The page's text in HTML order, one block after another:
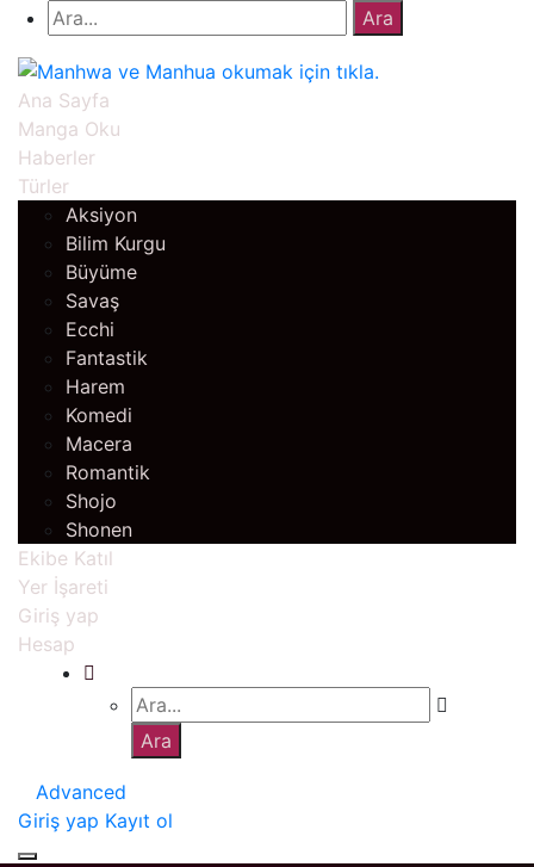
Ana Sayfa
Manga Oku
Haberler
Türler
Aksiyon
Bilim Kurgu
Büyüme
Savaş
Ecchi
Fantastik
Harem
Komedi
Macera
Romantik
Shojo
Shonen
Ekibe Katıl
Yer İşareti
Giriş yap
Hesap
Advanced
Giriş yap Kayıt ol